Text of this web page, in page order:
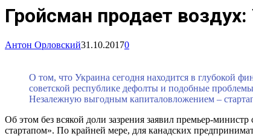
Гройсман продает
Антон Орловский31.10.20170
О том, что Украина сегодня находится в глубокой
советской республике дефолты и подобные
Незалежную выгодным капиталовложением –
Об этом без всякой доли зазрения заявил премьер-
стартапом». По крайней мере, для канадских